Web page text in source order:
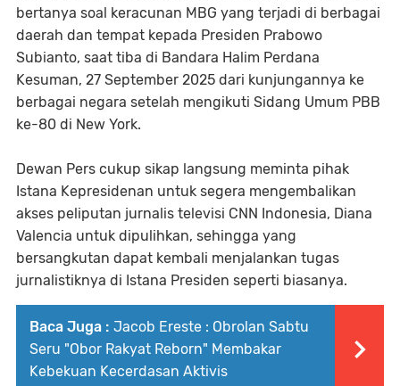
bertanya soal keracunan MBG yang terjadi di berbagai
daerah dan tempat kepada Presiden Prabowo
Subianto, saat tiba di Bandara Halim Perdana
Kesuman, 27 September 2025 dari kunjungannya ke
berbagai negara setelah mengikuti Sidang Umum PBB
ke-80 di New York.
Dewan Pers cukup sikap langsung meminta pihak
Istana Kepresidenan untuk segera mengembalikan
akses peliputan jurnalis televisi CNN Indonesia, Diana
Valencia untuk dipulihkan, sehingga yang
bersangkutan dapat kembali menjalankan tugas
jurnalistiknya di Istana Presiden seperti biasanya.
Baca Juga : Jacob Ereste : Obrolan Sabtu
Seru "Obor Rakyat Reborn" Membakar
Kebekuan Kecerdasan Aktivis